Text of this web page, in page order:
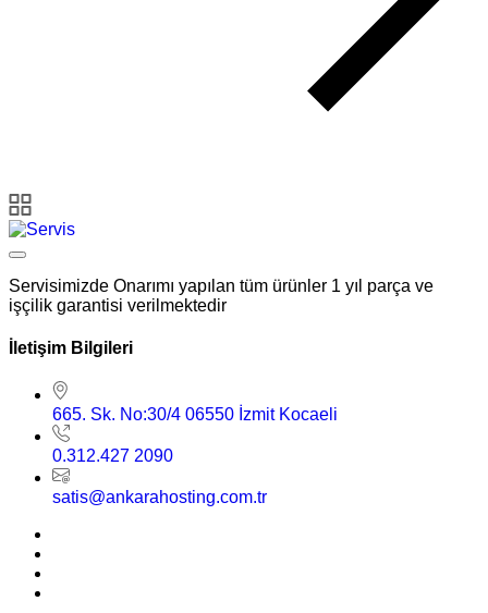
Servisimizde Onarımı yapılan tüm ürünler 1 yıl parça ve
işçilik garantisi verilmektedir
İletişim Bilgileri
665. Sk. No:30/4 06550 İzmit Kocaeli
0.312.427 2090
satis@ankarahosting.com.tr